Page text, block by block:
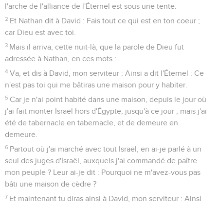
l'arche de l'alliance de l'Éternel est sous une tente.
2 Et Nathan dit à David : Fais tout ce qui est en ton coeur ;
car Dieu est avec toi.
3 Mais il arriva, cette nuit-là, que la parole de Dieu fut
adressée à Nathan, en ces mots :
4 Va, et dis à David, mon serviteur : Ainsi a dit l'Éternel : Ce
n'est pas toi qui me bâtiras une maison pour y habiter.
5 Car je n'ai point habité dans une maison, depuis le jour où
j'ai fait monter Israël hors d'Égypte, jusqu'à ce jour ; mais j'ai
été de tabernacle en tabernacle, et de demeure en
demeure.
6 Partout où j'ai marché avec tout Israël, en ai-je parlé à un
seul des juges d'Israël, auxquels j'ai commandé de paître
mon peuple ? Leur ai-je dit : Pourquoi ne m'avez-vous pas
bâti une maison de cèdre ?
7 Et maintenant tu diras ainsi à David, mon serviteur : Ainsi